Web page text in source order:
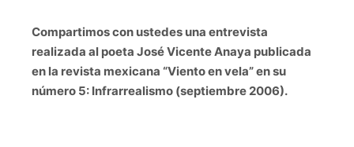
Compartimos con ustedes una entrevista
realizada al poeta José Vicente Anaya publicada
en la revista mexicana “Viento en vela” en su
número 5: Infrarrealismo (septiembre 2006).